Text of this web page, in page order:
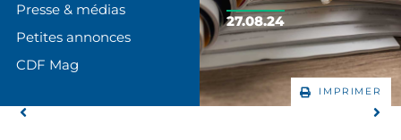
Presse & médias
Petites annonces
CDF Mag
IMPRIMER
27.08.24